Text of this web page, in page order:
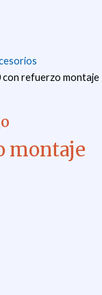
con refuerzo montaje
montaje